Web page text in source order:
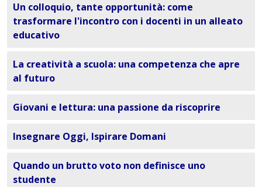
Un colloquio, tante opportunità: come
trasformare l'incontro con i docenti in un alleato
educativo
La creatività a scuola: una competenza che apre
al futuro
Giovani e lettura: una passione da riscoprire
Insegnare Oggi, Ispirare Domani
Quando un brutto voto non definisce uno
studente